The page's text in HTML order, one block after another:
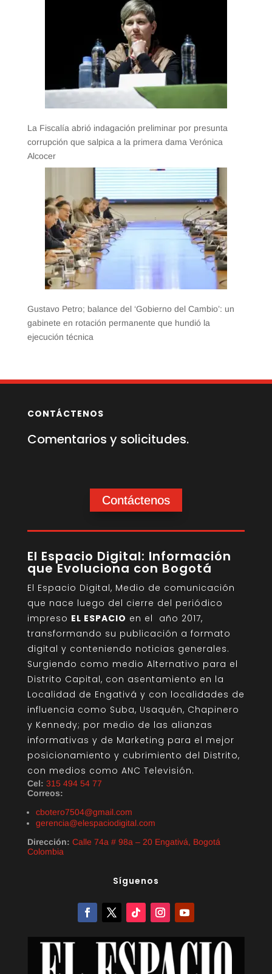
La Fiscalía abrió indagación preliminar por presunta
corrupción que salpica a la primera dama Verónica
Alcocer
Gustavo Petro; balance del ‘Gobierno del Cambio’: un
gabinete en rotación permanente que hundió la
ejecución técnica
CONTÁCTENOS
Comentarios y solicitudes.
Contáctenos
El Espacio Digital: Información
que Evoluciona con Bogotá
El Espacio Digital, Medio de comunicación
que nace luego del cierre del periódico
impreso EL ESPACIO en el año 2017,
transformando su publicación a formato
digital y conteniendo noticias generales.
Surgiendo como medio Alternativo para el
Distrito Capital, con asentamiento en la
Localidad de Engativá y con localidades de
influencia como Suba, Usaquén, Chapinero
y Kennedy; por medio de las alianzas
informativas y de Marketing para el mejor
posicionamiento y cubrimiento del Distrito,
con medios como ANC Televisión.
Cel: 315 494 54 77
Correos:
cbotero7504@gmail.com
gerencia@elespaciodigital.com
Dirección: Calle 74a # 98a – 20 Engativá, Bogotá
Colombia
Síguenos